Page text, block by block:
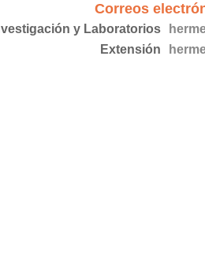
Correos
y Laboratorios
Extensión